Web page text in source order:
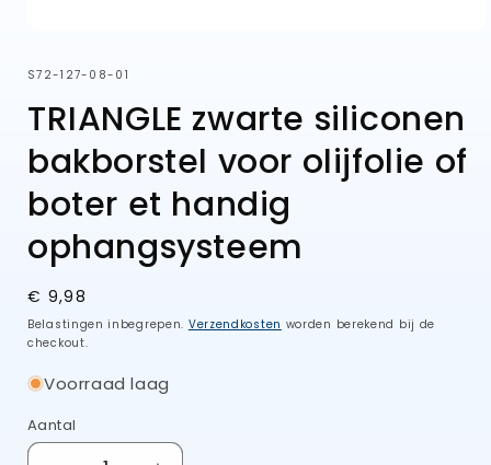
openen
modaal
SKU:
S72-127-08-01
TRIANGLE zwarte siliconen
bakborstel voor olijfolie of
boter et handig
ophangsysteem
Normale
prijs
€ 9,98
Belastingen inbegrepen. Verzendkosten worden berekend bij de
checkout.
Voorraad laag
Aantal